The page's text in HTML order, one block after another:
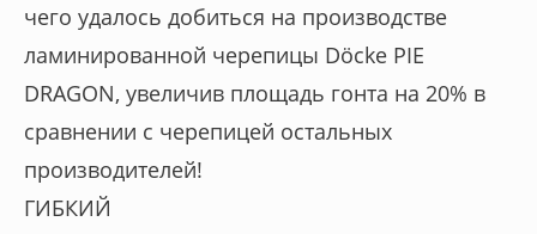
чего удалось добиться на производстве
ламинированной черепицы Dӧcke PIE
DRAGON, увеличив площадь гонта на 20% в
сравнении с черепицей остальных
производителей!
ГИБКИЙ